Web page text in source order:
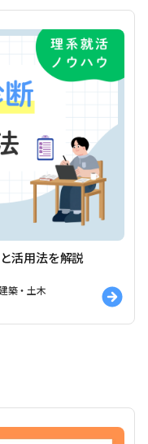
活用法を解説
築・土木